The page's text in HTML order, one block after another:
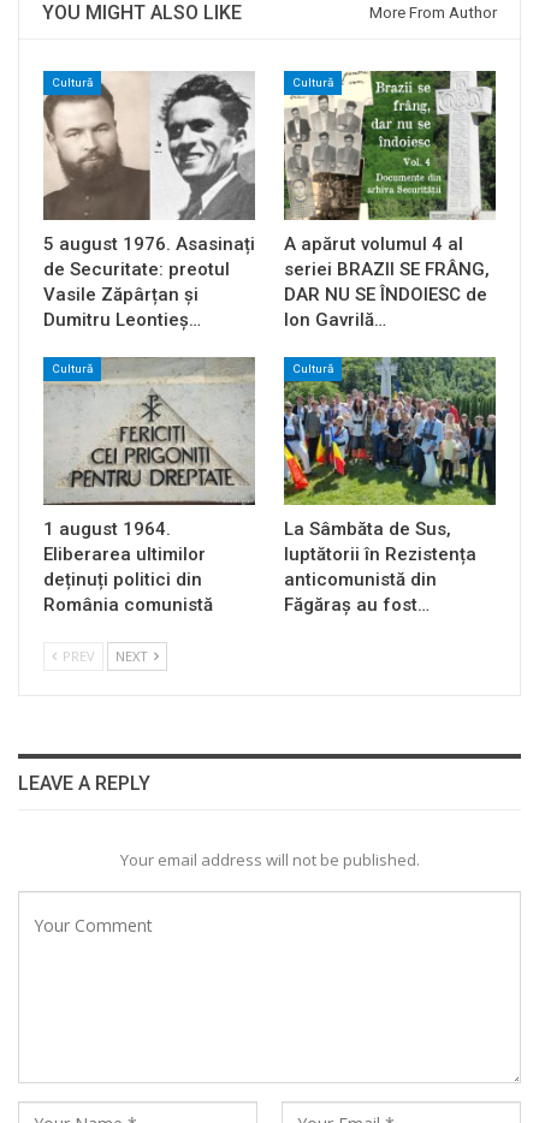
YOU MIGHT ALSO LIKE More From Author
Cultură
5 august 1976. Asasinați
de Securitate: preotul
Vasile Zăpârțan și
Dumitru Leontieș…
Cultură
A apărut volumul 4 al
seriei BRAZII SE FRÂNG,
DAR NU SE ÎNDOIESC de
Ion Gavrilă…
Cultură
1 august 1964.
Eliberarea ultimilor
deținuți politici din
România comunistă
Cultură
La Sâmbăta de Sus,
luptătorii în Rezistența
anticomunistă din
Făgăraș au fost…
PREV NEXT
LEAVE A REPLY
Your email address will not be published.